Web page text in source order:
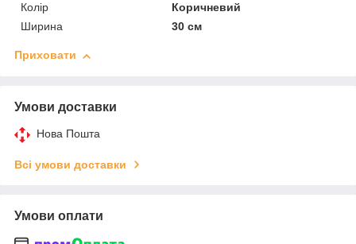
Колір
Коричневий
Ширина
30 см
Приховати
Умови доставки
Нова Пошта
Всі умови доставки
Умови оплати